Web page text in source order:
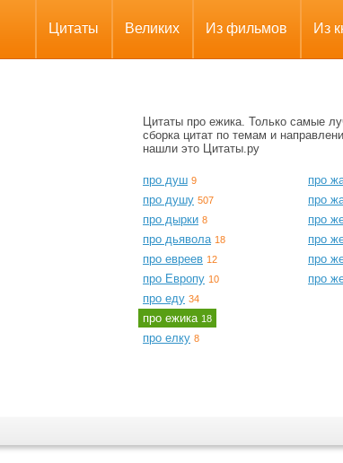
Цитаты Великих Из фильмов Из
Цитаты про ежика. Только самые
сборка цитат по темам и
нашли это Цитаты.ру
про душ 9
про душу 507
про дырки 8
про дьявола 18
про евреев 12
про Европу 10
про еду 34
про ежика 18
про елку 8
про
про
про
про
про
про